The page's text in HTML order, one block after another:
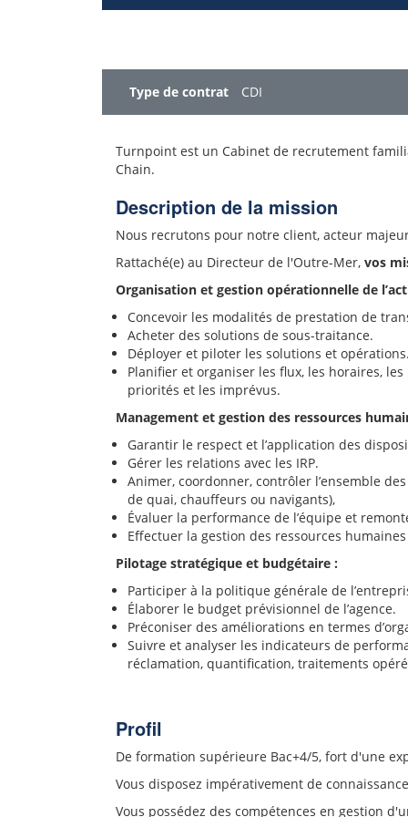
Type de contrat CDI
Turnpoint est un Cabinet de recrutement
Chain.
Description de la mission
Nous recrutons pour notre client, acteur
Rattaché(e) au Directeur de l'Outre-Mer, vos
Organisation et gestion opérationnelle de
Concevoir les modalités de prestation de
Acheter des solutions de sous-traitance.
Déployer et piloter les solutions et opérations.
Planifier et organiser les flux, les horaires,
priorités et les imprévus.
Management et gestion des ressources
Garantir le respect et l’application des
Gérer les relations avec les IRP.
Animer, coordonner, contrôler l’ensemble
de quai, chauffeurs ou navigants),
Évaluer la performance de l’équipe et
Effectuer la gestion des ressources
Pilotage stratégique et budgétaire :
Participer à la politique générale de
Élaborer le budget prévisionnel de l’agence.
Préconiser des améliorations en termes
Suivre et analyser les indicateurs de
réclamation, quantification, traitements
Profil
De formation supérieure Bac+4/5, fort d'une
Vous disposez impérativement de
Vous possédez des compétences en gestion